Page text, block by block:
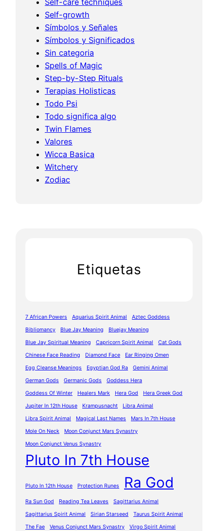
Self-care techniques
Self-growth
Símbolos y Señales
Símbolos y Significados
Sin categoria
Spells of Magic
Step-by-Step Rituals
Terapias Holisticas
Todo Psi
Todo significa algo
Twin Flames
Valores
Wicca Basica
Witchery
Zodiac
Etiquetas
7 African Powers Aquarius Spirit Animal
Aztec Goddess
Bibliomancy
Blue Jay Meaning
Bluejay Meaning
Blue Jay Spiritual Meaning
Capricorn Spirit Animal
Cat Gods
Chinese Face Reading
Diamond Face
Ear Ringing Omen
Egg Cleanse Meanings
Egyptian God Ra
Gemini Animal
German Gods
Germanic Gods
Goddess Hera
Goddess Of Winter
Healers Mark Hera God
Hera Greek God
Jupiter In 12th House
Krampusnacht
Libra Animal
Libra Spirit Animal
Magical Last Names
Mars In 7th House
Mole On Neck
Moon Conjunct Mars Synastry
Moon Conjunct Venus Synastry
Pluto In 7th House
Pluto In 12th House Protection Runes Ra God
Ra Sun God Reading Tea Leaves
Sagittarius Animal
Sagittarius Spirit Animal
Sirian Starseed
Taurus Spirit Animal
The Fae
Venus Conjunct Mars Synastry
Virgo Spirit Animal